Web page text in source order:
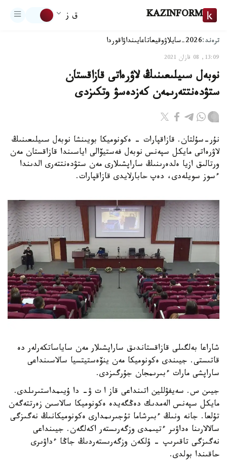
KAZINFORM ق ز
ترەند:2026-سايلاۋ وقيعاتاعايىنداۋاقوردا
13:09, 08 قازان 2021
نوبەل سىيلىعىنىڭ لاۋرەاتى قازاقستان
ستۋدەنتتەرىمەن كەزدەسۋ وتكىزدى
نۇر-سۇلتان. قازاقپارات - ەكونوميكا بويىنشا نوبەل سىيلىعىنىڭ
لاۋرەاتى مايكل سپەنس نوبەل فەستيۆالى اياسىندا قازاقستان مەن
ورتالىق ازيا ەلدەرىنىڭ ساراپشىلارى مەن ستۋدەنتتەرى الدىندا
ءسوز سويلەدى، دەپ حابارلايدى قازاقپارات.
شاراعا بەلگىلى قازاقستاندىق ساراپشىلار مەن ساياساتكەرلەر دە
قاتىستى. جيىندى ەكونوميكا مەن ينۆەستيتسيا سالاسىنداعى
ساراپشى مارات ءبىرىمجان جۇرگىزدى.
جيىن س. سەيفۋللين اتىنداعى قاز ا ت ۋ- دا ۇيىمداستىرىلدى.
مايكل سپەنس الەمدىك دەڭگەيدە ەكونوميكا سالاسىن زەرتتەگەن
تۇلعا. جانە ونىڭ ءبىرشاما تۇجىرىمدارى ەكونوميكانىڭ نەگىزگى
سالالارىنا ەداۋىر ءتيىمدى وزگەرىستەر اكەلگەن. جيىنداعى
نەگىزگى تاقىرىپ - ۇلكەن وزگەرىستەردىڭ جاڭا ءداۋىرى
حاقىندا بولدى.